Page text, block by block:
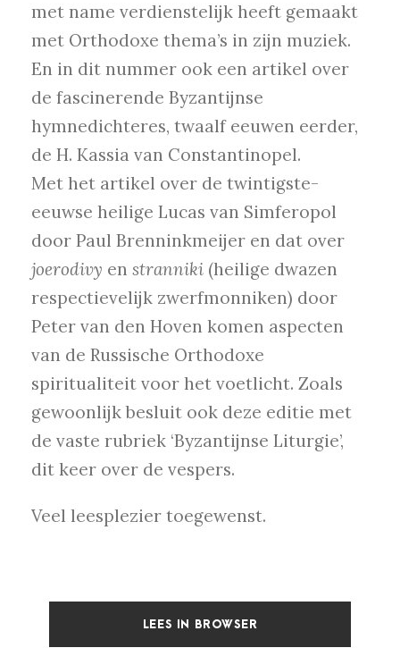
met name verdienstelijk heeft gemaakt
met Orthodoxe thema’s in zijn muziek.
En in dit nummer ook een artikel over
de fascinerende Byzantijnse
hymnedichteres, twaalf eeuwen eerder,
de H. Kassia van Constantinopel.
Met het artikel over de twintigste-
eeuwse heilige Lucas van Simferopol
door Paul Brenninkmeijer en dat over
joerodivy en stranniki (heilige dwazen
respectievelijk zwerfmonniken) door
Peter van den Hoven komen aspecten
van de Russische Orthodoxe
spiritualiteit voor het voetlicht. Zoals
gewoonlijk besluit ook deze editie met
de vaste rubriek ‘Byzantijnse Liturgie’,
dit keer over de vespers.
Veel leesplezier toegewenst.
LEES IN BROWSER